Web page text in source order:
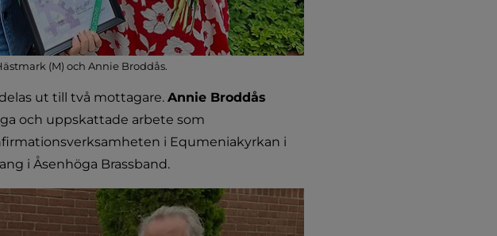
(M) och Annie Broddås.
ut till två mottagare. Annie Broddås
och uppskattade arbete som
i Equmeniakyrkan i
i Åsenhöga Brassband.